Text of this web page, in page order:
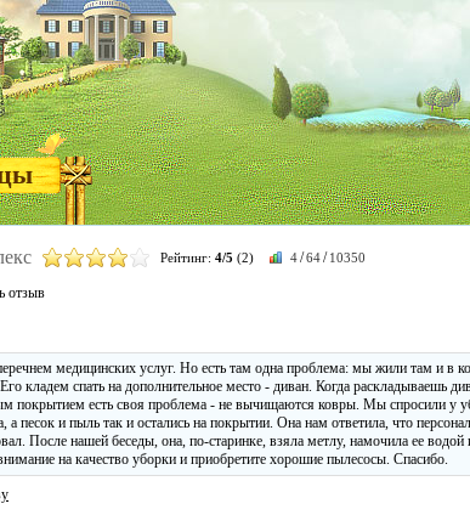
Рейтинг: 4/5 (2) 4/64/ 10350
отзыв
медицинских услуг. Но есть там одна проблема: мы жили там и в
кладем спать на дополнительное место - диван. Когда
покрытием есть своя проблема - не вычищаются ковры. Мы спросили у
а песок и пыль так и остались на покрытии. Она нам ответила, что
После нашей беседы, она, по-старинке, взяла метлу, намочила ее
на качество уборки и приобретите хорошие пылесосы. Спасибо.